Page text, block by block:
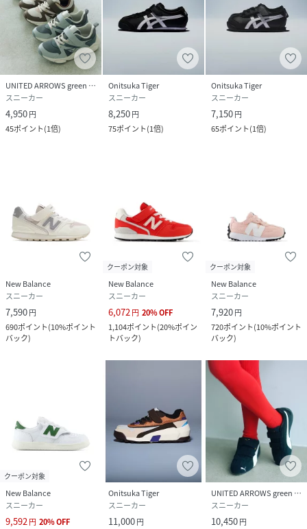
UNITED ARROWS green label relaxing
スニーカー
4,950円
45ポイント(1倍)
Onitsuka Tiger
スニーカー
8,250円
75ポイント(1倍)
Onitsuka Tiger
スニーカー
7,150円
65ポイント(1倍)
New Balance
スニーカー
7,590円
690ポイント(10%ポイント
バック)
クーポン対象
New Balance
スニーカー
6,072円 20%OFF
1,104ポイント(20%ポイン
トバック)
クーポン対象
New Balance
スニーカー
7,920円
720ポイント(10%ポイント
バック)
クーポン対象
New Balance
スニーカー
9,592 円 20%OFF
Onitsuka Tiger
スニーカー
11,000円
UNITED ARROWS green label relaxing
スニーカー
10,450円